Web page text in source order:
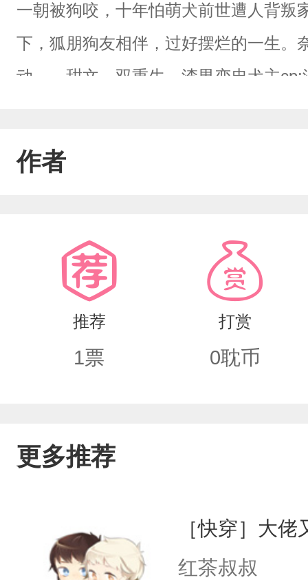
一朝被狗咬，十年怕萌犬前世遭人背叛
下，狐朋狗友相伴，过好摆烂的一生。
动……甜文，双重生，渣男变忠犬主cp:
作者
推荐
1票
打赏
0耽币
更多推荐
［快穿］大
红茶叔叔